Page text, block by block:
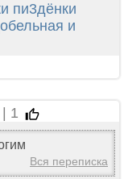
пи3дёнки
и
1
Вся переписка